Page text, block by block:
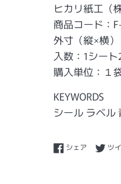
ヒカリ紙工（株
商品コード：
外寸（縦×横
入数：1シー
購入単位：１
KEYWORDS
シール ラベル
シェア ツ